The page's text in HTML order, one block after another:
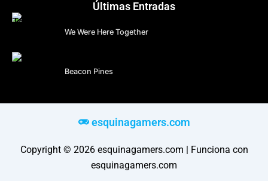
Últimas Entradas
We Were Here Together
Beacon Pines
esquinagamers.com
Copyright © 2026 esquinagamers.com | Funciona con
esquinagamers.com